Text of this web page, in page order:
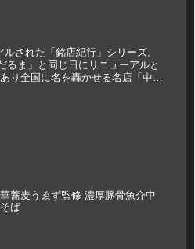
された「銘店紀行」シリーズ。
るま」と同じ日にリニューアルと
り全国に名を轟かせる名店「中華
蕎麦うゑず監修 濃厚豚骨魚介中
ば